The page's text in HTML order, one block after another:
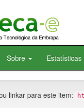
Sobre Estatísticas
linkar para este item: